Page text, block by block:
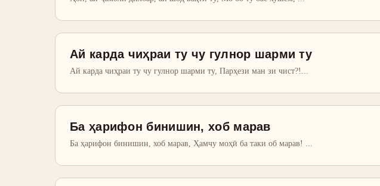
Ай карда чиҳраи ту чу гулнор шарми ту
Ай карда чиҳраи ту чу гулнор шарми ту, Парҳези ман зи чист?!
Ба ҳарифон бинишин, хоб марав
Ба ҳарифон бинишин, хоб марав, Ҳамчу моҳӣ ба таки об марав!